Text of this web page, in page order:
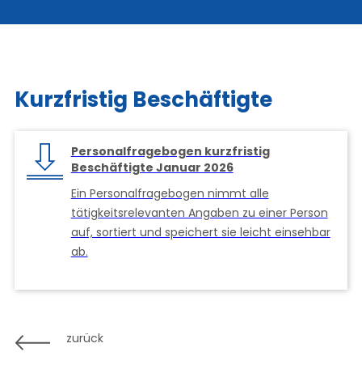
Kurzfristig Beschäftigte
Personalfragebogen kurzfristig
Beschäftigte Januar 2026
Ein Personalfragebogen nimmt alle
tätigkeitsrelevanten Angaben zu einer Person
auf, sortiert und speichert sie leicht einsehbar
ab.
zurück